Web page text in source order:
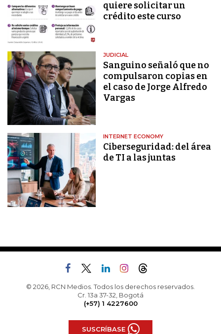
quiere solicitar un
crédito este curso
JUDICIAL
Sanguino señaló que no
compulsaron copias en
el caso de Jorge Alfredo
Vargas
INTERNET ECONOMY
Ciberseguridad: del área
de TI a las juntas
© 2026, RCN Medios. Todos los derechos reservados.
Cr. 13a 37-32, Bogotá
(+57) 1 4227600
SUSCRÍBASE